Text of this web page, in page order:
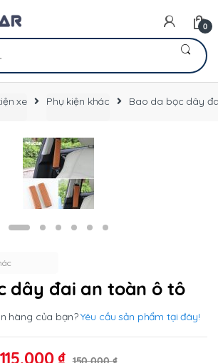
0
xe Phụ kiện khác Bao da bọc dây
dây đai an toàn ô tô
hàng của bạn?Yêu cầu sản phẩm tại đây!
115,000 ₫ 150,000₫